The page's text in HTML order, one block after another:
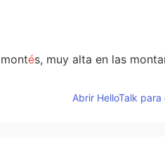
és, muy alta en las
Abrir HelloTalk